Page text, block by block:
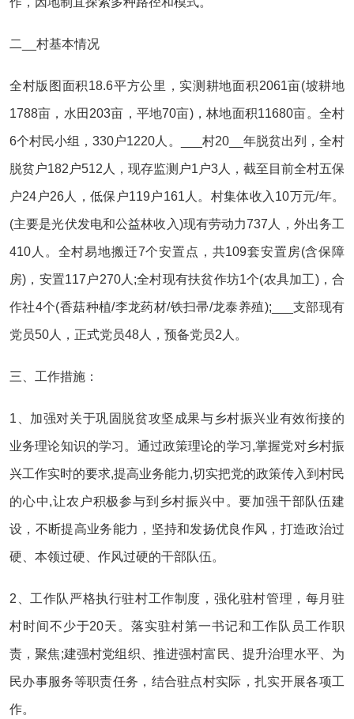
二__村基本情况
全村版图面积18.6平方公里，实测耕地面积2061亩(坡耕地
1788亩，水田203亩，平地70亩)，林地面积11680亩。全村
6个村民小组，330户1220人。___村20__年脱贫出列，全村
脱贫户182户512人，现存监测户1户3人，截至目前全村五保
户24户26人，低保户119户161人。村集体收入10万元/年。
(主要是光伏发电和公益林收入)现有劳动力737人，外出务工
410人。全村易地搬迁7个安置点，共109套安置房(含保障
房)，安置117户270人;全村现有扶贫作坊1个(农具加工)，合
作社4个(香菇种植/李龙药材/铁扫帚/龙泰养殖);___支部现有
党员50人，正式党员48人，预备党员2人。
三、工作措施：
1、加强对关于巩固脱贫攻坚成果与乡村振兴业有效衔接的
业务理论知识的学习。通过政策理论的学习,掌握党对乡村振
兴工作实时的要求,提高业务能力,切实把党的政策传入到村民
的心中,让农户积极参与到乡村振兴中。要加强干部队伍建
设，不断提高业务能力，坚持和发扬优良作风，打造政治过
硬、本领过硬、作风过硬的干部队伍。
2、工作队严格执行驻村工作制度，强化驻村管理，每月驻
村时间不少于20天。落实驻村第一书记和工作队员工作职
责，聚焦;建强村党组织、推进强村富民、提升治理水平、为
民办事服务等职责任务，结合驻点村实际，扎实开展各项工
作。